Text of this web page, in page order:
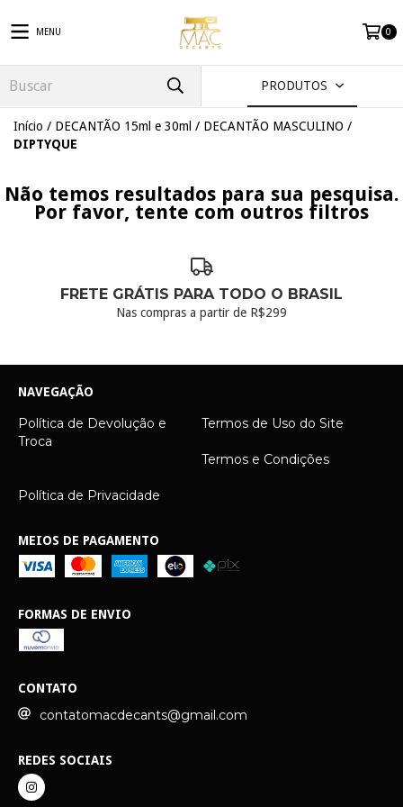
MENU 0
PRODUTOS
Início / DECANTÃO 15ml e 30ml / DECANTÃO MASCULINO /
DIPTYQUE
Não temos resultados para sua pesquisa.
Por favor, tente com outros filtros
FRETE GRÁTIS PARA TODO O BRASIL
Nas compras a partir de R$299
NAVEGAÇÃO
Política de Devolução e
Troca
Termos de Uso do Site
Termos e Condições
Política de Privacidade
MEIOS DE PAGAMENTO
FORMAS DE ENVIO
CONTATO
contatomacdecants@gmail.com
REDES SOCIAIS